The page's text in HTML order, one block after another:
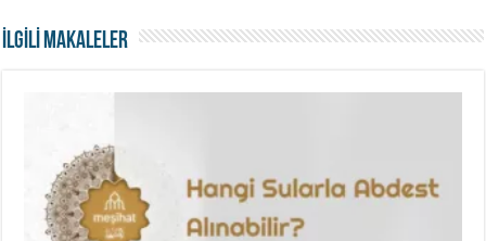
İLGİLİ MAKALELER